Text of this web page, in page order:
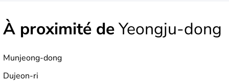
À proximité deYeongju-dong
Munjeong-dong
Dujeon-ri